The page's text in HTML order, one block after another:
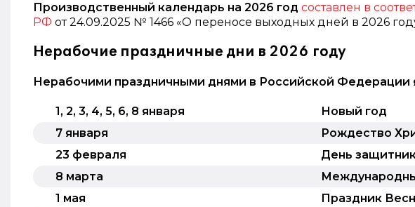
Производственный календарь на 2026 год составлен в
РФ от 24.09.2025 № 1466 «О переносе выходных дней в 2026
Нерабочие праздничные дни в 2026 году
Нерабочими праздничными днями в Российской Федерации
1, 2, 3, 4, 5, 6, 8 января
Новый год
7 января
Рождество
23 февраля
День
8 марта
1 мая
Праздник